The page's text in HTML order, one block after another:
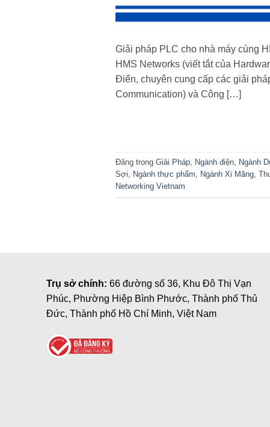
Giải pháp PLC cho nhà máy cùng
HMS Networks (viết tắt của
Điển, chuyên cung cấp các giải
Communication) và Công […]
Đăng trong Giải Pháp, Ngành điện, Ngành
Sợi, Ngành thực phẩm, Ngành Xi Măng,
Networking Vietnam
Trụ sở chính: 66 đường số 36, Khu Đô Thị Vạn
Phúc, Phường Hiệp Bình Phước, Thành phố Thủ
Đức, Thành phố Hồ Chí Minh, Việt Nam